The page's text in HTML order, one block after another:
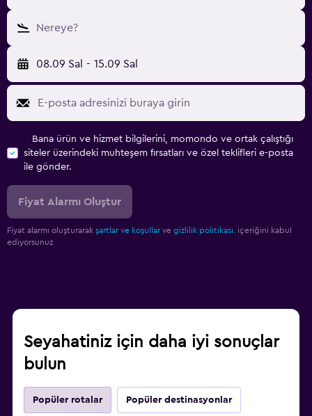
Nereye?
08.09 Sal - 15.09 Sal
Bana ürün ve hizmet bilgilerini, momondo ve ortak çalıştığı
siteler üzerindeki muhteşem fırsatları ve özel teklifleri e-posta
ile gönder.
Fiyat Alarmı Oluştur
Fiyat alarmı oluşturarak şartlar ve koşullar ve gizlilik politikası.
içeriğini kabul
ediyorsunuz
Seyahatiniz için daha iyi sonuçlar
bulun
Popüler rotalar Popüler destinasyonlar